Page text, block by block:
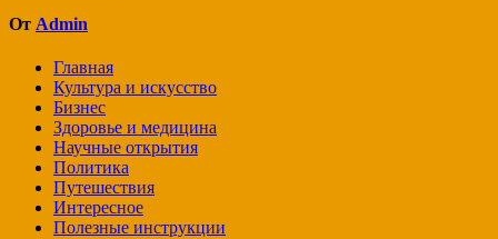
От Admin
Главная
Культура и искусство
Бизнес
Здоровье и медицина
Научные открытия
Политика
Путешествия
Интересное
Полезные инструкции